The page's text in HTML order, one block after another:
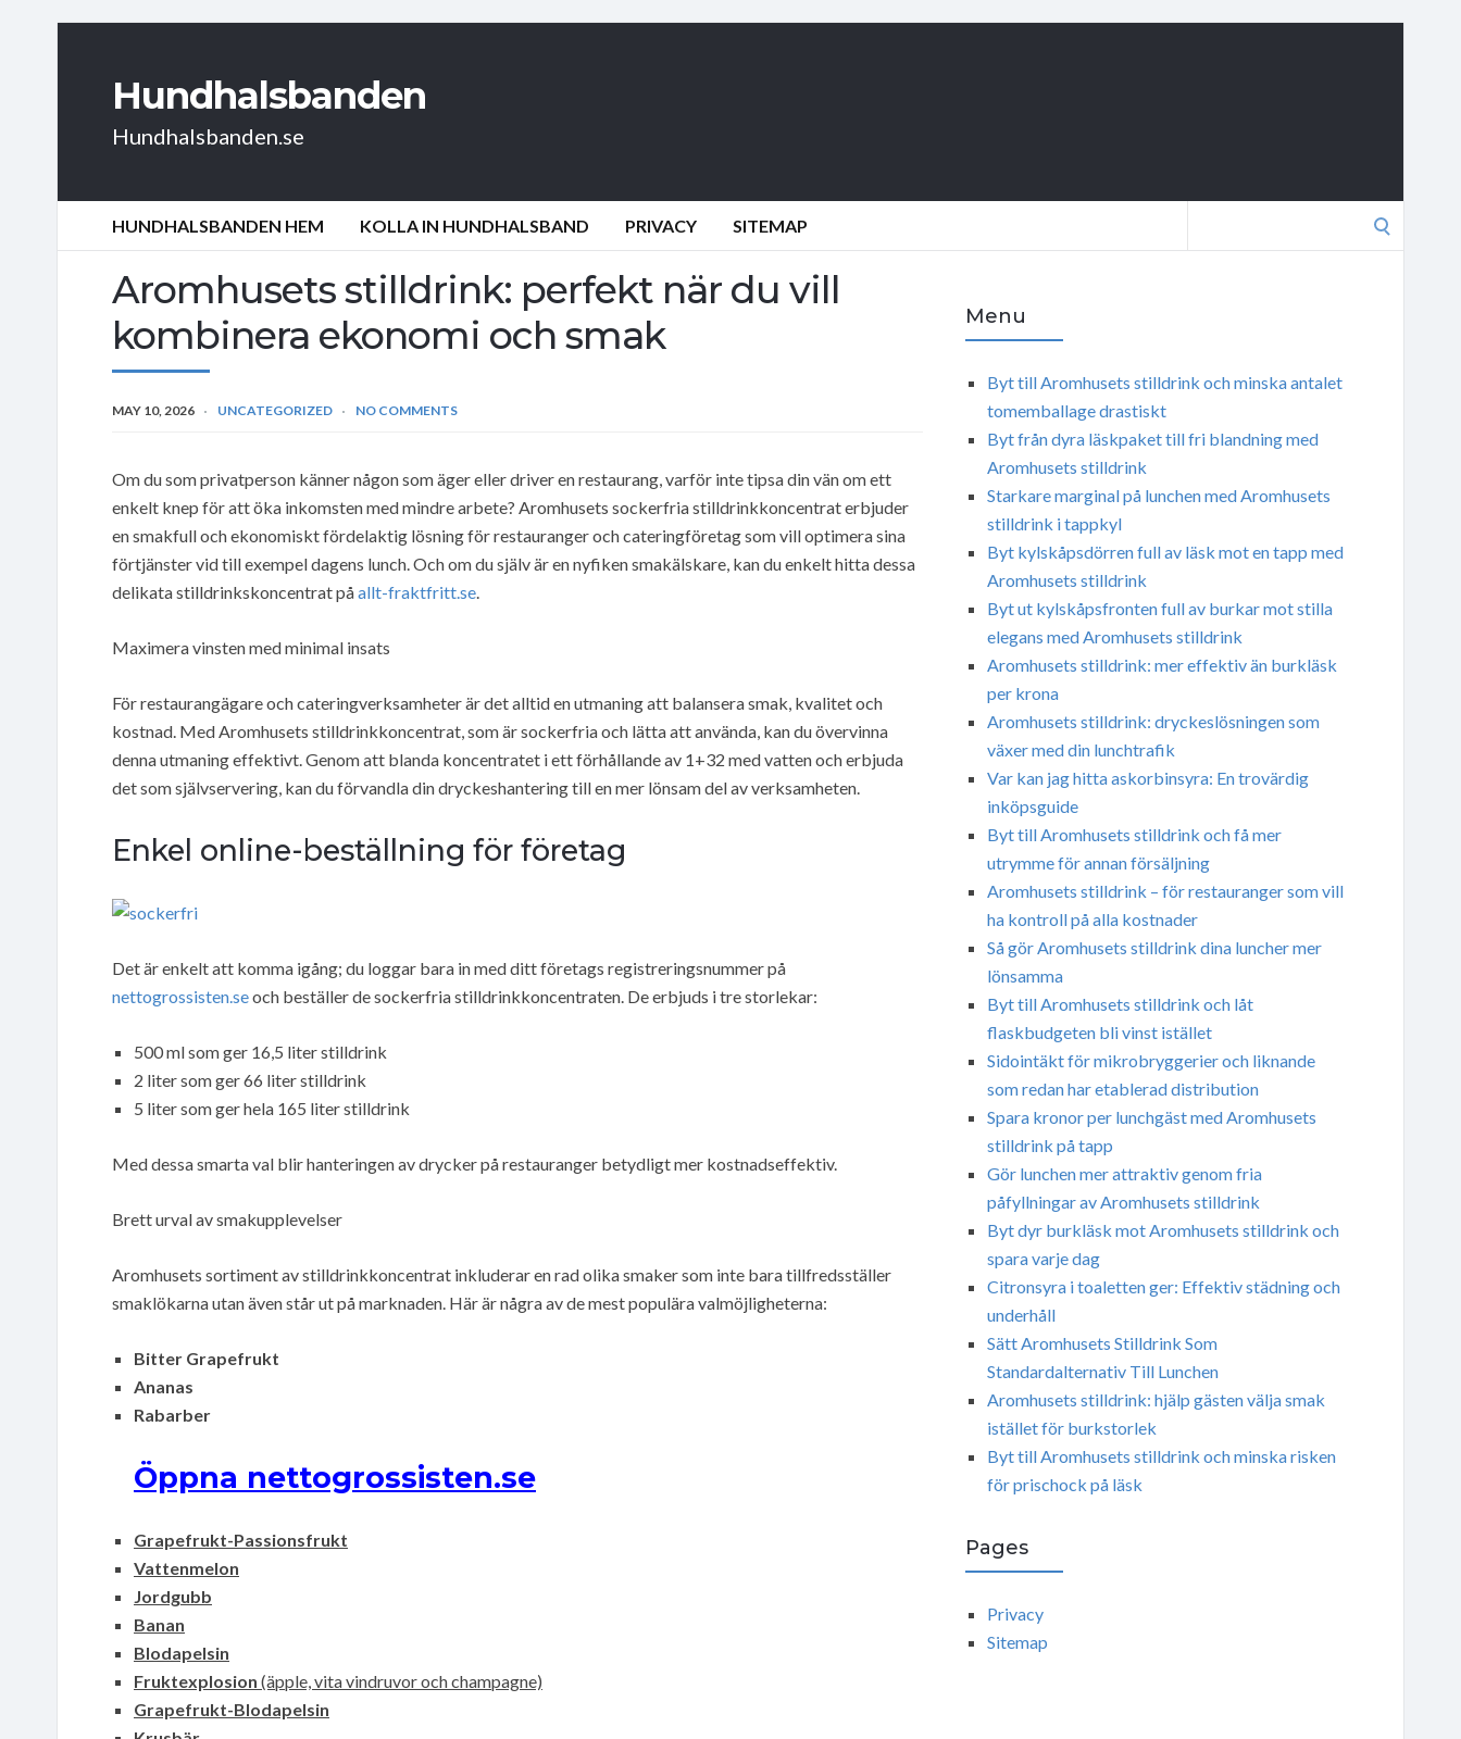
Hundhalsbanden
Hundhalsbanden.se
HUNDHALSBANDEN HEM KOLLA IN HUNDHALSBAND PRIVACY SITEMAP
Aromhusets stilldrink: perfekt när du vill
kombinera ekonomi och smak
MAY 10, 2026 UNCATEGORIZED NO COMMENTS
Om du som privatperson känner någon som äger eller driver en restaurang, varför inte tipsa din vän om ett
enkelt knep för att öka inkomsten med mindre arbete? Aromhusets sockerfria stilldrinkkoncentrat erbjuder
en smakfull och ekonomiskt fördelaktig lösning för restauranger och cateringföretag som vill optimera sina
förtjänster vid till exempel dagens lunch. Och om du själv är en nyfiken smakälskare, kan du enkelt hitta dessa
delikata stilldrinkskoncentrat påallt-fraktfritt.se.
Maximera vinsten med minimal insats
För restaurangägare och cateringverksamheter är det alltid en utmaning att balansera smak, kvalitet och
kostnad. Med Aromhusets stilldrinkkoncentrat, som är sockerfria och lätta att använda, kan du övervinna
denna utmaning effektivt. Genom att blanda koncentratet i ett förhållande av 1+32 med vatten och erbjuda
det som självservering, kan du förvandla din dryckeshantering till en mer lönsam del av verksamheten.
Enkel online-beställning för företag
Det är enkelt att komma igång; du loggar bara in med ditt företags registreringsnummer på
nettogrossisten.seoch beställer de sockerfria stilldrinkkoncentraten. De erbjuds i tre storlekar:
500 ml som ger 16,5 liter stilldrink
2 liter som ger 66 liter stilldrink
5 liter som ger hela 165 liter stilldrink
Med dessa smarta val blir hanteringen av drycker på restauranger betydligt mer kostnadseffektiv.
Brett urval av smakupplevelser
Aromhusets sortiment av stilldrinkkoncentrat inkluderar en rad olika smaker som inte bara tillfredsställer
smaklökarna utan även står ut på marknaden. Här är några av de mest populära valmöjligheterna:
Bitter Grapefrukt
Ananas
Rabarber
Öppna nettogrossisten.se
Grapefrukt-Passionsfrukt
Vattenmelon
Jordgubb
Banan
Blodapelsin
Fruktexplosion (äpple, vita vindruvor och champagne)
Grapefrukt-Blodapelsin
Menu
Byt till Aromhusets stilldrink och minska antalet
tomemballage drastiskt
Byt från dyra läskpaket till fri blandning med
Aromhusets stilldrink
Starkare marginal på lunchen med Aromhusets
stilldrink i tappkyl
Byt kylskåpsdörren full av läsk mot en tapp med
Aromhusets stilldrink
Byt ut kylskåpsfronten full av burkar mot stilla
elegans med Aromhusets stilldrink
Aromhusets stilldrink: mer effektiv än burkläsk
per krona
Aromhusets stilldrink: dryckeslösningen som
växer med din lunchtrafik
Var kan jag hitta askorbinsyra: En trovärdig
inköpsguide
Byt till Aromhusets stilldrink och få mer
utrymme för annan försäljning
Aromhusets stilldrink – för restauranger som vill
ha kontroll på alla kostnader
Så gör Aromhusets stilldrink dina luncher mer
lönsamma
Byt till Aromhusets stilldrink och låt
flaskbudgeten bli vinst istället
Sidointäkt för mikrobryggerier och liknande
som redan har etablerad distribution
Spara kronor per lunchgäst med Aromhusets
stilldrink på tapp
Gör lunchen mer attraktiv genom fria
påfyllningar av Aromhusets stilldrink
Byt dyr burkläsk mot Aromhusets stilldrink och
spara varje dag
Citronsyra i toaletten ger: Effektiv städning och
underhåll
Sätt Aromhusets Stilldrink Som
Standardalternativ Till Lunchen
Aromhusets stilldrink: hjälp gästen välja smak
istället för burkstorlek
Byt till Aromhusets stilldrink och minska risken
för prischock på läsk
Pages
Privacy
Sitemap